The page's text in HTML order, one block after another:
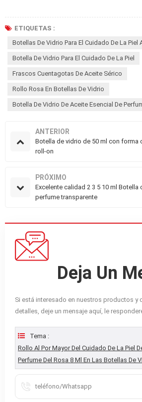
ETIQUETAS :
Botellas De Vidrio Para El Cuidado De La Piel
Botella De Vidrio Para El Cuidado De La Piel
Frascos Cuentagotas De Aceite Sérico
Rollo Rosa En Botellas De Vidrio
Botella De Vidrio De Aceite Esencial De
ANTERIOR
Botella de vidrio de 50 ml con forma
roll-on
PRÓXIMO
Excelente calidad 2 3 5 10 ml
perfume transparente
Deja Un
Si está interesado en nuestros productos y
detalles, deje un mensaje aquí, le
Tema :
Rollo Al Por Mayor Del Cuidado De La Piel
Perfume Del Rosa 8 Ml En Las Botellas De